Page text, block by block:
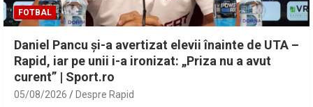
FOTBAL
Daniel Pancu și-a avertizat elevii înainte de UTA –
Rapid, iar pe unii i-a ironizat: „Priza nu a avut
curent” | Sport.ro
05/08/2026 Despre Rapid